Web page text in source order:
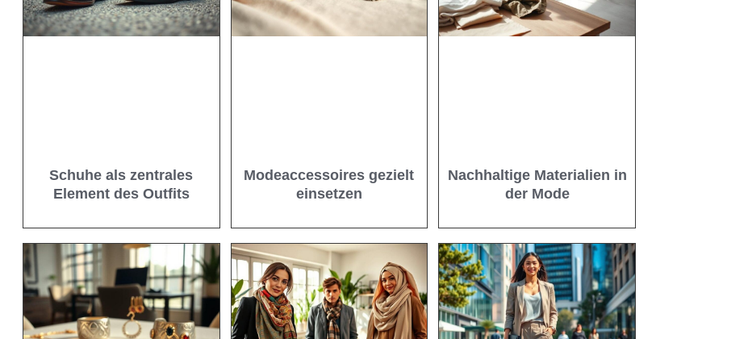
Schuhe als zentrales
Element des Outfits
Modeaccessoires gezielt
einsetzen
Nachhaltige Materialien in
der Mode